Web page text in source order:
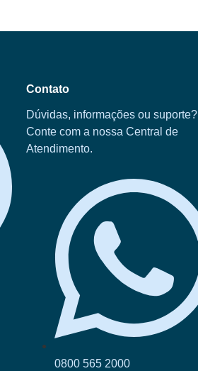
Contato
Dúvidas, informações ou suporte?
Conte com a nossa Central de
Atendimento.
0800 565 2000